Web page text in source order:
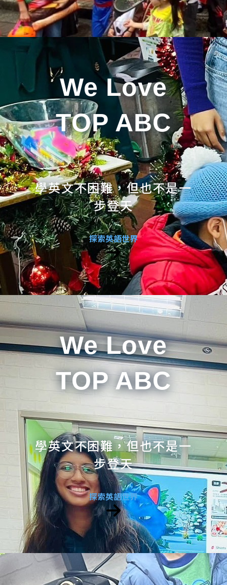
We Love
TOP ABC
學英文不困難，但也不是一
步登天
探索英語世界
We Love
TOP ABC
學英文不困難，但也不是一
步登天
探索英語世界